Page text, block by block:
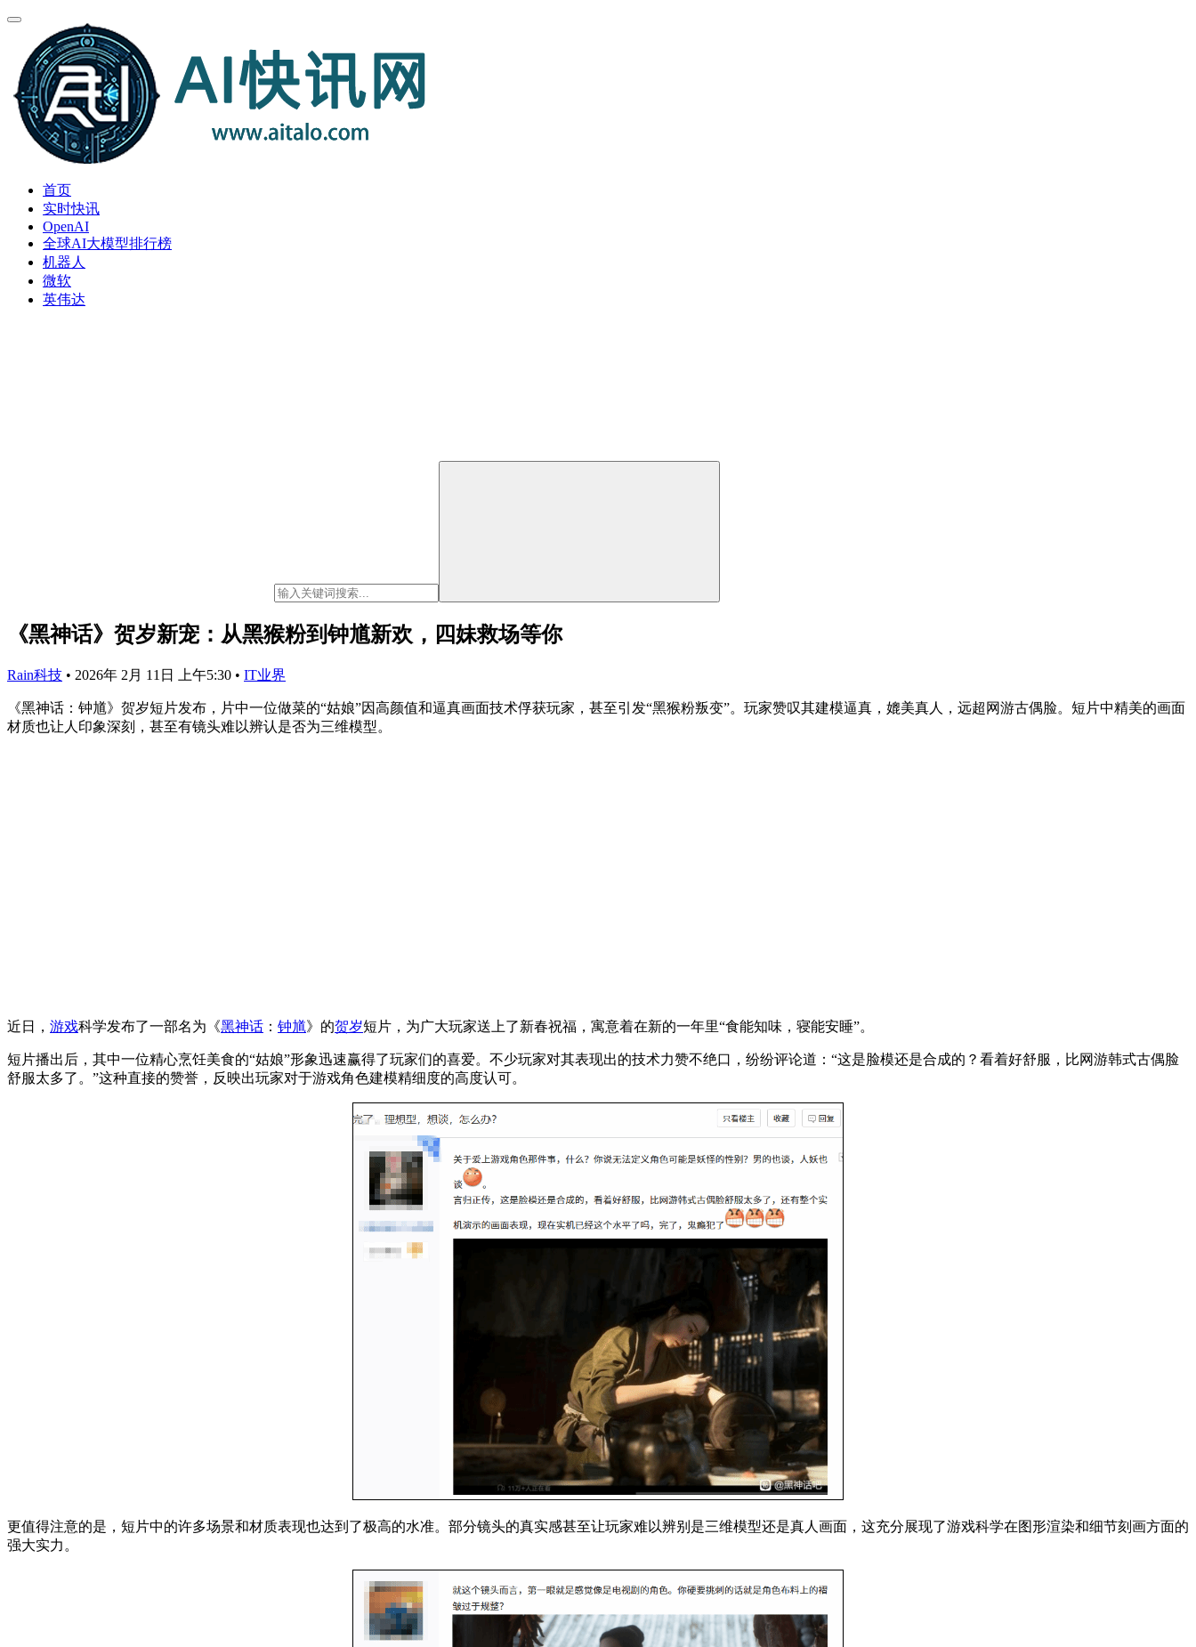
首页
实时快讯
OpenAI
全球AI大模型排行榜
机器人
微软
英伟达
《黑神话》贺岁新宠：从黑猴粉到钟馗新欢，四妹救场等你
Rain科技 • 2026年 2月 11日 上午5:30 • IT业界
《黑神话：钟馗》贺岁短片发布，片中一位做菜的“姑娘”因高颜值和逼真画面技术俘获玩家，甚至引发“黑猴粉叛变”。玩家赞叹其建模逼真，媲美真人，远超网游古偶脸。短片中精美的画面
材质也让人印象深刻，甚至有镜头难以辨认是否为三维模型。
近日， 游戏科学发布了一部名为《黑神话 ： 钟馗》的贺岁短片，为广大玩家送上了新春祝福，寓意着在新的一年里“食能知味，寝能安睡”。
短片播出后，其中一位精心烹饪美食的“姑娘”形象迅速赢得了玩家们的喜爱。不少玩家对其表现出的技术力赞不绝口，纷纷评论道：“这是脸模还是合成的？看着好舒服，比网游韩式古偶脸
舒服太多了。”这种直接的赞誉，反映出玩家对于游戏角色建模精细度的高度认可。
更值得注意的是，短片中的许多场景和材质表现也达到了极高的水准。部分镜头的真实感甚至让玩家难以辨别是三维模型还是真人画面，这充分展现了游戏科学在图形渲染和细节刻画方面的
强大实力。